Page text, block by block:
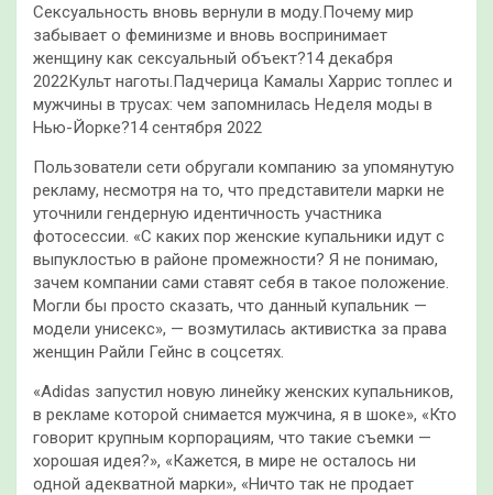
Сексуальность вновь вернули в моду.Почему мир
забывает о феминизме и вновь воспринимает
женщину как сексуальный объект?14 декабря
2022Культ наготы.Падчерица Камалы Харрис топлес и
мужчины в трусах: чем запомнилась Неделя моды в
Нью-Йорке?14 сентября 2022
Пользователи сети обругали компанию за упомянутую
рекламу, несмотря на то, что представители марки не
уточнили гендерную идентичность участника
фотосессии. «С каких пор женские купальники идут с
выпуклостью в районе промежности? Я не понимаю,
зачем компании сами ставят себя в такое положение.
Могли бы просто сказать, что данный купальник —
модели унисекс», — возмутилась активистка за права
женщин Райли Гейнс в соцсетях.
«Adidas запустил новую линейку женских купальников,
в рекламе которой снимается мужчина, я в шоке», «Кто
говорит крупным корпорациям, что такие съемки —
хорошая идея?», «Кажется, в мире не осталось ни
одной адекватной марки», «Ничто так не продает